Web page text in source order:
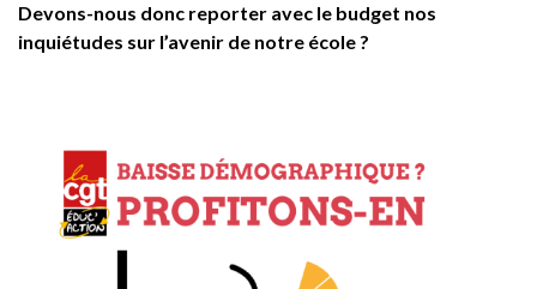
Devons-nous donc reporter avec le budget nos
inquiétudes sur l’avenir de notre école ?